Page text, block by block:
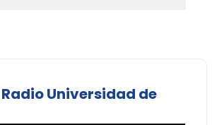
Universidad de